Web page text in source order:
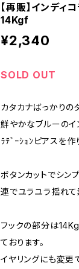
【再販】インディ
14Kgf
¥2,340
SOLD OUT
カタカナばっかり
鮮やかなブルーのイ
ﾗﾃﾞｰｼｮﾝピアスを作
ボタンカットでシン
連でユラユラ揺れて
フックの部分は
ております。
イヤリングにも変更